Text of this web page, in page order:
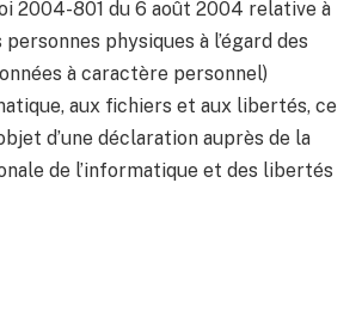
2004-801 du 6 août 2004 relative à
physiques à l’égard des
à caractère personnel)
aux fichiers et aux libertés, ce
d’une déclaration auprès de la
de l’informatique et des libertés